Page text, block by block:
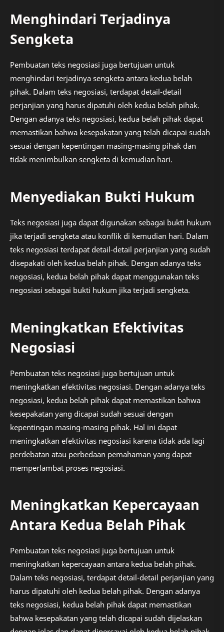
Menghindari Terjadinya
Sengketa
Pembuatan teks negosiasi juga bertujuan untuk
menghindari terjadinya sengketa antara kedua belah
pihak. Dalam teks negosiasi, terdapat detail-detail
perjanjian yang harus dipatuhi oleh kedua belah pihak.
Dengan adanya teks negosiasi, kedua belah pihak dapat
memastikan bahwa kesepakatan yang telah dicapai sudah
sesuai dengan kepentingan masing-masing pihak dan
tidak menimbulkan sengketa di kemudian hari.
Menyediakan Bukti Hukum
Teks negosiasi juga dapat digunakan sebagai bukti hukum
jika terjadi sengketa atau konflik di kemudian hari. Dalam
teks negosiasi terdapat detail-detail perjanjian yang sudah
disepakati oleh kedua belah pihak. Dengan adanya teks
negosiasi, kedua belah pihak dapat menggunakan teks
negosiasi sebagai bukti hukum jika terjadi sengketa.
Meningkatkan Efektivitas
Negosiasi
Pembuatan teks negosiasi juga bertujuan untuk
meningkatkan efektivitas negosiasi. Dengan adanya teks
negosiasi, kedua belah pihak dapat memastikan bahwa
kesepakatan yang dicapai sudah sesuai dengan
kepentingan masing-masing pihak. Hal ini dapat
meningkatkan efektivitas negosiasi karena tidak ada lagi
perdebatan atau perbedaan pemahaman yang dapat
memperlambat proses negosiasi.
Meningkatkan Kepercayaan
Antara Kedua Belah Pihak
Pembuatan teks negosiasi juga bertujuan untuk
meningkatkan kepercayaan antara kedua belah pihak.
Dalam teks negosiasi, terdapat detail-detail perjanjian yang
harus dipatuhi oleh kedua belah pihak. Dengan adanya
teks negosiasi, kedua belah pihak dapat memastikan
bahwa kesepakatan yang telah dicapai sudah dijelaskan